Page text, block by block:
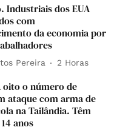
Industriais dos EUA
com
da economia por
Pereira 2 Horas
oito o número de
ataque com arma de
na Tailândia. Têm
anos